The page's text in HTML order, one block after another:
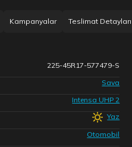
Kampanyalar Teslimat Detayları
225-45R17-577479-S
Sava
Intensa UHP 2
Yaz
Otomobil